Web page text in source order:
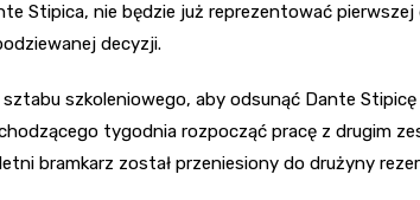
Stipica, nie będzie już reprezentować pierwszej
decyzji.
szkoleniowego, aby odsunąć Dante
tygodnia rozpocząć pracę z drugim
bramkarz został przeniesiony do drużyny